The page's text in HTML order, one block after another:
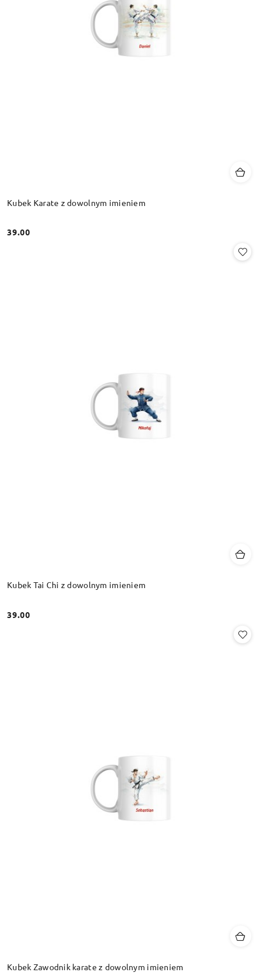
Kubek Karate z dowolnym imieniem
Cena:
39.00
Kubek Tai Chi z dowolnym imieniem
Cena:
39.00
Kubek Zawodnik karate z dowolnym imieniem